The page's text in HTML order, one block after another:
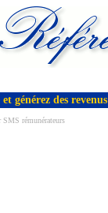
générez des revenus
rémunérateurs